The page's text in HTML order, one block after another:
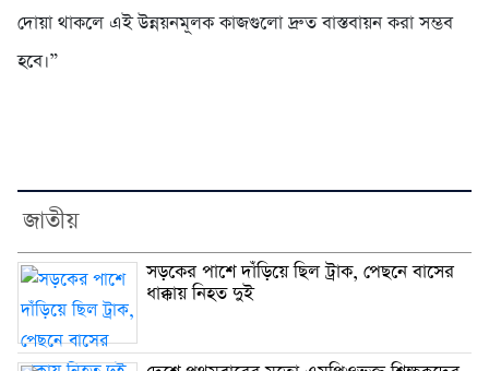
দোয়া থাকলে এই উন্নয়নমূলক কাজগুলো দ্রুত বাস্তবায়ন করা সম্ভব
হবে।”
জাতীয়
সড়কের পাশে দাঁড়িয়ে ছিল ট্রাক, পেছনে বাসের
ধাক্কায় নিহত দুই